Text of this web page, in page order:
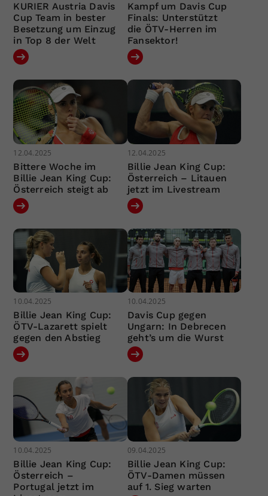
KURIER Austria Davis
Cup Team in bester
Besetzung um Einzug
in Top 8 der Welt
Kampf um Davis Cup
Finals: Unterstützt
die ÖTV-Herren im
Fansektor!
12.04.2025
Bittere Woche im
Billie Jean King Cup:
Österreich steigt ab
12.04.2025
Billie Jean King Cup:
Österreich – Litauen
jetzt im Livestream
10.04.2025
Billie Jean King Cup:
ÖTV-Lazarett spielt
gegen den Abstieg
10.04.2025
Davis Cup gegen
Ungarn: In Debrecen
geht’s um die Wurst
10.04.2025
Billie Jean King Cup:
Österreich –
Portugal jetzt im
09.04.2025
Billie Jean King Cup:
ÖTV-Damen müssen
auf 1. Sieg warten